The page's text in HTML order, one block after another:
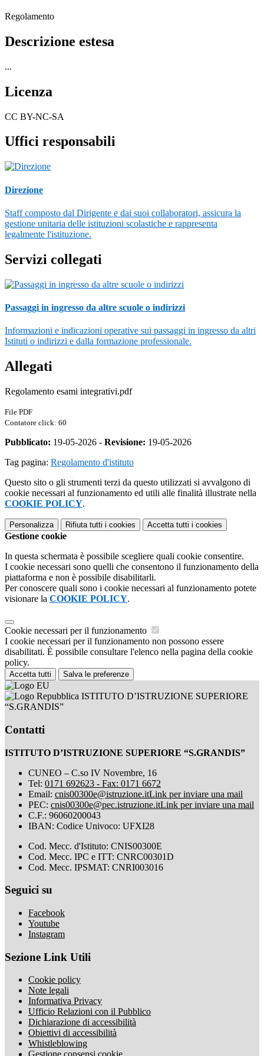
Regolamento
Descrizione estesa
...
Licenza
CC BY-NC-SA
Uffici responsabili
Direzione
Staff composto dal Dirigente e dai suoi collaboratori, assicura la
gestione unitaria delle istituzioni scolastiche e rappresenta
legalmente l'istituzione.
Servizi collegati
Passaggi in ingresso da altre scuole o indirizzi
Informazioni e indicazioni operative sui passaggi in ingresso da altri
Istituti o indirizzi e dalla formazione professionale.
Allegati
Regolamento esami integrativi.pdf
File PDF
Contatore click: 60
Pubblicato: 19-05-2026 - Revisione: 19-05-2026
Tag pagina: Regolamento d'istituto
Questo sito o gli strumenti terzi da questo utilizzati si avvalgono di
cookie necessari al funzionamento ed utili alle finalità illustrate nella
COOKIE POLICY.
Personalizza Rifiuta tutti i cookies Accetta tutti i cookies
Gestione cookie
In questa schermata è possibile scegliere quali cookie consentire.
I cookie necessari sono quelli che consentono il funzionamento della
piattaforma e non è possibile disabilitarli.
Per conoscere quali sono i cookie necessari al funzionamento potete
visionare la COOKIE POLICY.
Cookie necessari per il funzionamento
I cookie necessari per il funzionamento non possono essere
disabilitati. È possibile consultare l'elenco nella pagina della cookie
policy.
Accetta tutti Salva le preferenze
ISTITUTO D’ISTRUZIONE SUPERIORE
“S.GRANDIS”
Contatti
ISTITUTO D’ISTRUZIONE SUPERIORE “S.GRANDIS”
CUNEO – C.so IV Novembre, 16
Tel: 0171 692623 - Fax: 0171 6672
Email: cnis00300e@istruzione.itLink per inviare una mail
PEC: cnis00300e@pec.istruzione.itLink per inviare una mail
C.F.: 96060200043
IBAN: Codice Univoco: UFXI28
Cod. Mecc. d'Istituto: CNIS00300E
Cod. Mecc. IPC e ITT: CNRC00301D
Cod. Mecc. IPSMAT: CNRI003016
Seguici su
Facebook
Youtube
Instagram
Sezione Link Utili
Cookie policy
Note legali
Informativa Privacy
Ufficio Relazioni con il Pubblico
Dichiarazione di accessibilità
Obiettivi di accessibilità
Whistleblowing